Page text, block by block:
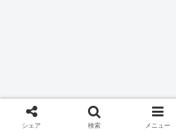
シェア 検索 メニュー